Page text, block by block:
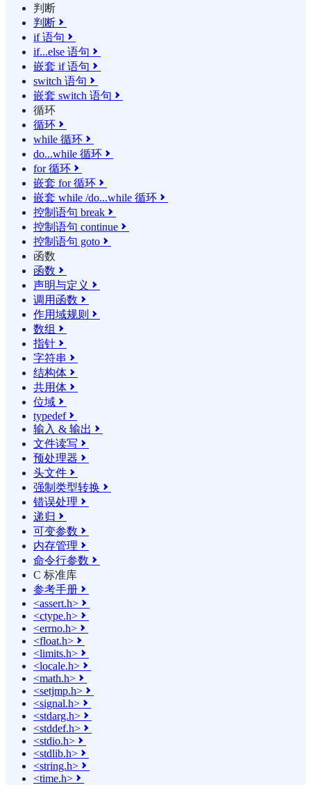
判断
判断 
if 语句 
if...else 语句 
嵌套 if 语句 
switch 语句 
嵌套 switch 语句 
循环
循环 
while 循环 
do...while 循环 
for 循环 
嵌套 for 循环 
嵌套 while /do...while 循环 
控制语句 break 
控制语句 continue 
控制语句 goto 
函数
函数 
声明与定义 
调用函数 
作用域规则 
数组 
指针 
字符串 
结构体 
共用体 
位域 
typedef
输入 & 输出 
文件读写 
预处理器 
头文件 
强制类型转换 
错误处理 
递归 
可变参数 
内存管理 
命令行参数 
C 标准库
参考手册 
<assert.h> 
<ctype.h> 
<errno.h> 
<float.h> 
<limits.h> 
<locale.h> 
<math.h> 
<setjmp.h> 
<signal.h> 
<stdarg.h> 
<stddef.h> 
<stdio.h> 
<stdlib.h> 
<string.h> 
<time.h> 